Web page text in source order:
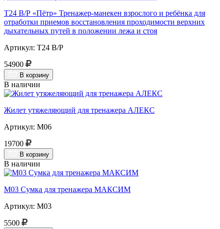
Т24 В/Р «Пётр» Тренажер-манекен взрослого и ребёнка для
отработки приемов восстановления проходимости верхних
дыхательных путей в положении лежа и стоя
Артикул: Т24 В/Р
54900
В корзину
В наличии
Жилет утяжеляющий для тренажера АЛЕКС
Артикул: М06
19700
В корзину
В наличии
М03 Сумка для тренажера МАКСИМ
Артикул: М03
5500